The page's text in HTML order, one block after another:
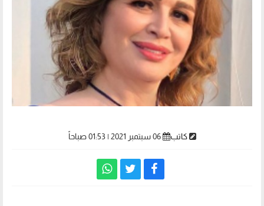
كاتب 06 سبتمبر 2021 | 01:53 صباحاً